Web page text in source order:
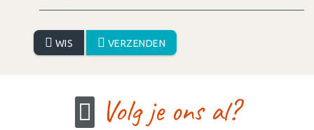
WIS VERZENDEN
Volg je ons al?